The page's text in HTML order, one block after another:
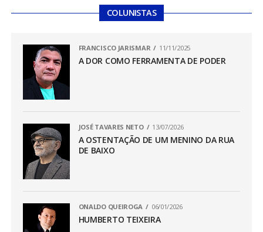
COLUNISTAS
FRANCISCO JARISMAR 11/11/2025
A DOR COMO FERRAMENTA DE PODER
JOSÉ TAVARES NETO 13/07/2026
A OSTENTAÇÃO DE UM MENINO DA RUA
DE BAIXO
ONALDO QUEIROGA 06/01/2026
HUMBERTO TEIXEIRA